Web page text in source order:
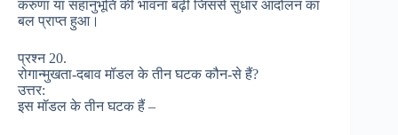
करुणा या सहानुभूति की भावना बढ़ी जिससे सुधार आंदोलन का
बल प्राप्त हुआ।
प्रश्न 20.
रोगान्मुखता-दबाव मॉडल के तीन घटक कौन-से हैं?
उत्तर:
इस मॉडल के तीन घटक हैं –